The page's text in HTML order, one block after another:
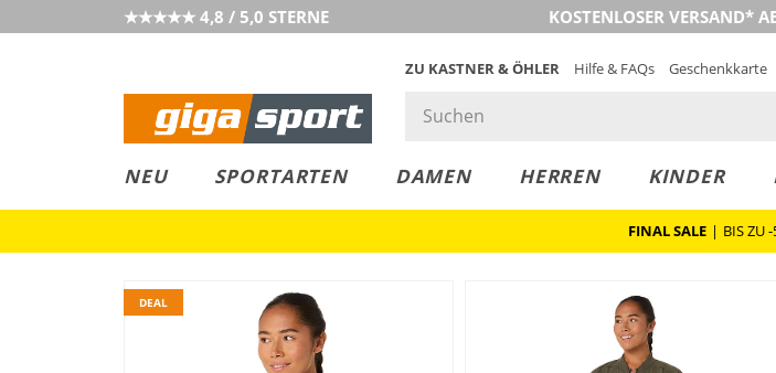
★★★★★ 4,8 / 5,0 STERNE KOSTENLOSER VERSAND*
ZU KASTNER & ÖHLER Hilfe & FAQs Geschenkkarte
NEU SPORTARTEN DAMEN HERREN KINDER
FINAL SALE | BIS ZU
DEAL